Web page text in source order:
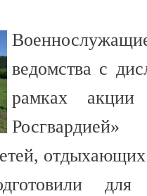
ведомства с
рамках акции